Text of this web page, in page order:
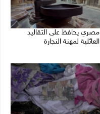
مصري يحافظ على التقاليد
العائلية لمهنة النجارة